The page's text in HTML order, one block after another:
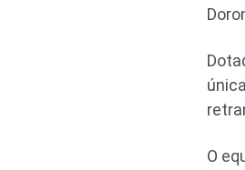
O